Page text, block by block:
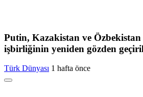
Putin, Kazakistan ve Özbekistan
işbirliğinin yeniden gözden
Türk Dünyası 1 hafta önce